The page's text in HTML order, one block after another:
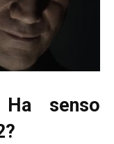
senso